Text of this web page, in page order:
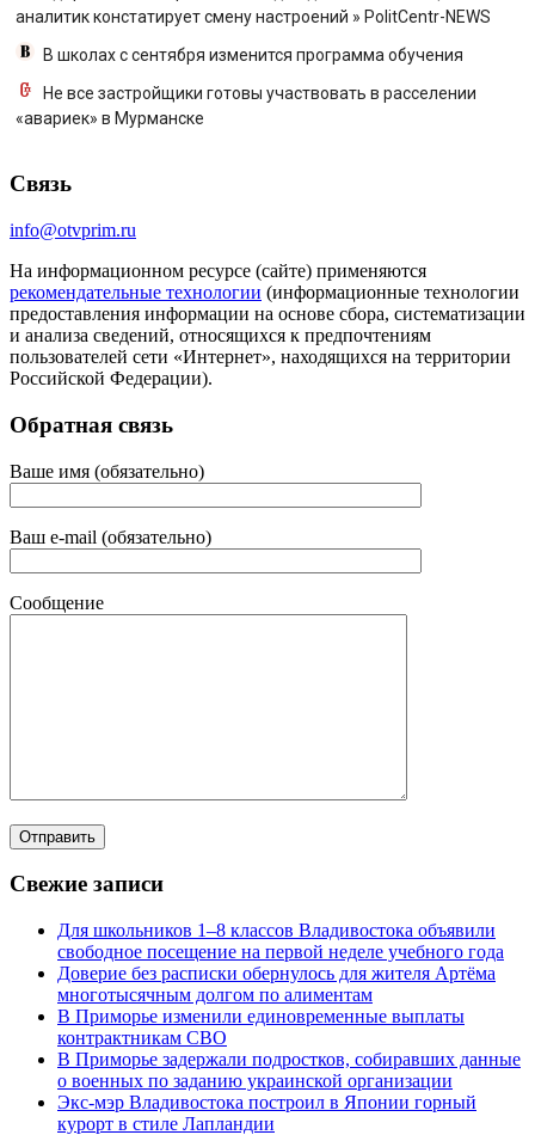
аналитик констатирует смену настроений » PolitCentr-NEWS
В школах с сентября изменится программа обучения
Не все застройщики готовы участвовать в расселении
«авариек» в Мурманске
Связь
info@otvprim.ru
На информационном ресурсе (сайте) применяются
рекомендательные технологии (информационные технологии
предоставления информации на основе сбора, систематизации
и анализа сведений, относящихся к предпочтениям
пользователей сети «Интернет», находящихся на территории
Российской Федерации).
Обратная связь
Ваше имя (обязательно)
Ваш e-mail (обязательно)
Сообщение
Свежие записи
Для школьников 1–8 классов Владивостока объявили
свободное посещение на первой неделе учебного года
Доверие без расписки обернулось для жителя Артёма
многотысячным долгом по алиментам
В Приморье изменили единовременные выплаты
контрактникам СВО
В Приморье задержали подростков, собиравших данные
о военных по заданию украинской организации
Экс-мэр Владивостока построил в Японии горный
курорт в стиле Лапландии